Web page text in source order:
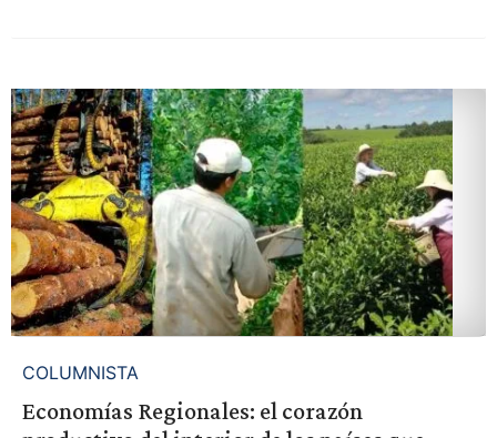
COLUMNISTA
Economías Regionales: el corazón